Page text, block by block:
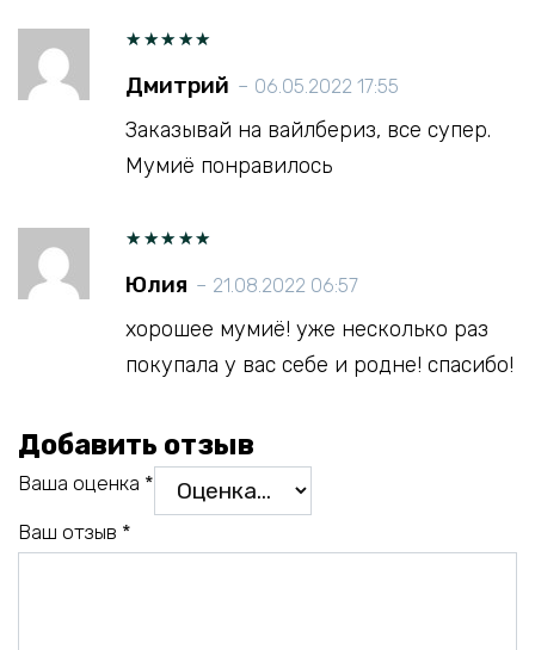
Оценка
5из 5
Дмитрий – 06.05.2022 17:55
Заказывай на вайлбериз, все супер.
Мумиё понравилось
Оценка
5из 5
Юлия – 21.08.2022 06:57
хорошее мумиё! уже несколько раз
покупала у вас себе и родне! спасибо!
Добавить отзыв
Ваша оценка *
Ваш отзыв *